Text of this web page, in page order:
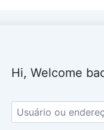
Hi, Welcome